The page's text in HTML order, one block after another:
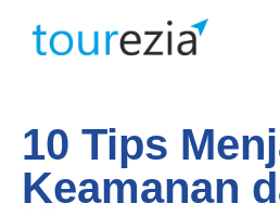
10 Tips
Keamanan